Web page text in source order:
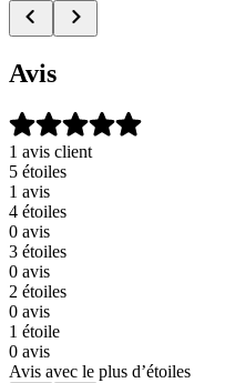
Avis
1 avis client
5 étoiles
1 avis
4 étoiles
0 avis
3 étoiles
0 avis
2 étoiles
0 avis
1 étoile
0 avis
Avis avec le plus d’étoiles